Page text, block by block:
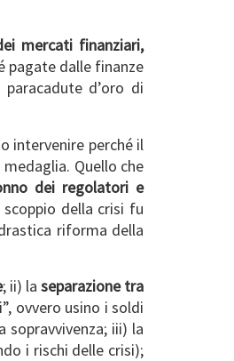
mercati finanziari,
pagate dalle finanze
d’oro di
intervenire perché il
Quello che
dei regolatori e
della crisi fu
riforma della
; ii) la separazione tra
ovvero usino i soldi
iii) la
i rischi delle crisi);